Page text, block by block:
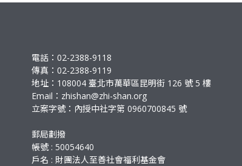
電話：02-2388-9118
傳真：02-2388-9119
地址：108004 臺北市萬華區昆明街 126 號 5 樓
Email： zhishan@zhi-shan.org
立案字號：內授中社字第 0960700845 號
郵局劃撥
帳號 : 50054640
戶名 : 財團法人至善社會福利基金會